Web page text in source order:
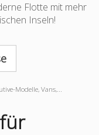
Flotte mit mehr
Inseln!
Modelle, Vans,...